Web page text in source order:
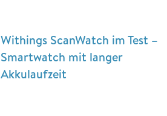
Withings ScanWatch im Test –
Smartwatch mit langer
Akkulaufzeit